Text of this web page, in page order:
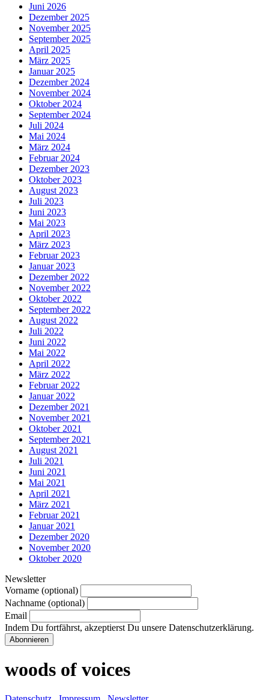
Juni 2026
Dezember 2025
November 2025
September 2025
April 2025
März 2025
Januar 2025
Dezember 2024
November 2024
Oktober 2024
September 2024
Juli 2024
Mai 2024
März 2024
Februar 2024
Dezember 2023
Oktober 2023
August 2023
Juli 2023
Juni 2023
Mai 2023
April 2023
März 2023
Februar 2023
Januar 2023
Dezember 2022
November 2022
Oktober 2022
September 2022
August 2022
Juli 2022
Juni 2022
Mai 2022
April 2022
März 2022
Februar 2022
Januar 2022
Dezember 2021
November 2021
Oktober 2021
September 2021
August 2021
Juli 2021
Juni 2021
Mai 2021
April 2021
März 2021
Februar 2021
Januar 2021
Dezember 2020
November 2020
Oktober 2020
Newsletter
Vorname (optional)
Nachname (optional)
Email
Indem Du fortfährst, akzeptierst Du unsere Datenschutzerklärung.
woods of voices